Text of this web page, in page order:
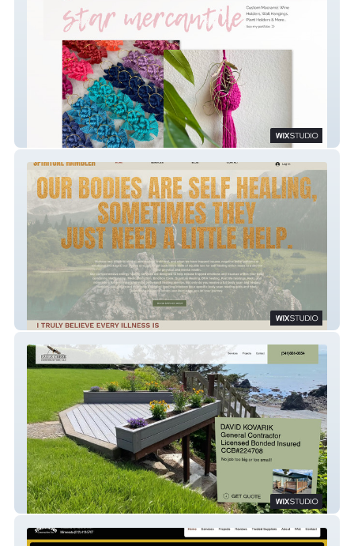
Star-Mercantile
Spiritual Rambler
Eagle Creek Construction